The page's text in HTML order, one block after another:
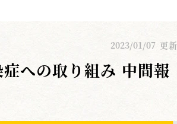
2023/01/07 更新
への取り組み 中間報